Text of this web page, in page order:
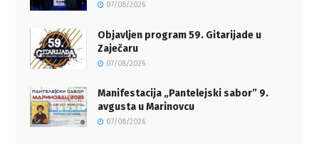
07/08/2026
Objavljen program 59. Gitarijade u
Zaječaru
07/08/2026
Manifestacija „Pantelejski sabor” 9.
avgusta u Marinovcu
07/08/2026